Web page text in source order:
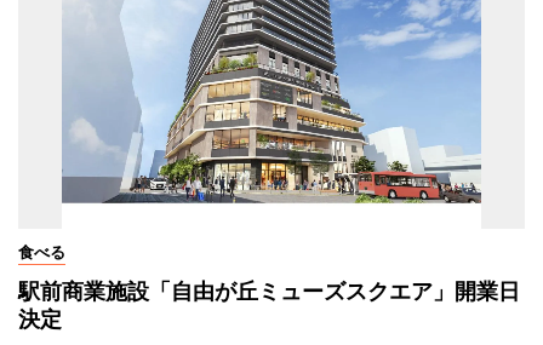
食べる
駅前商業施設「自由が丘ミューズスクエア」開業日
決定